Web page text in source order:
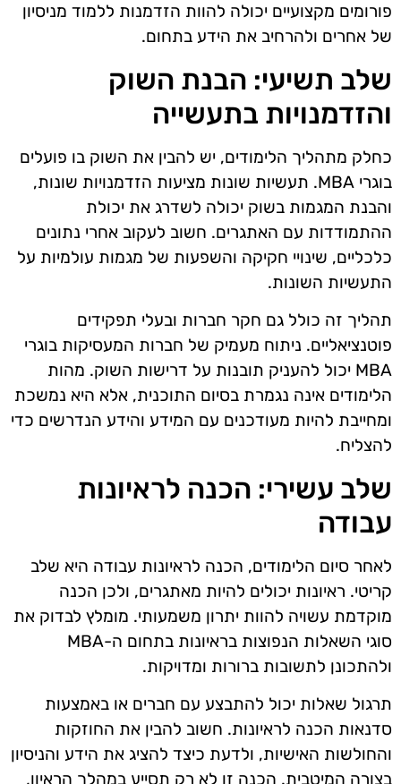
פורומים מקצועיים יכולה להוות הזדמנות ללמוד מניסיון
של אחרים ולהרחיב את הידע בתחום.
שלב תשיעי: הבנת השוק
והזדמנויות בתעשייה
כחלק מתהליך הלימודים, יש להבין את השוק בו פועלים
בוגרי MBA. תעשיות שונות מציעות הזדמנויות שונות,
והבנת המגמות בשוק יכולה לשדרג את יכולת
ההתמודדות עם האתגרים. חשוב לעקוב אחרי נתונים
כלכליים, שינויי חקיקה והשפעות של מגמות עולמיות על
התעשיות השונות.
תהליך זה כולל גם חקר חברות ובעלי תפקידים
פוטנציאליים. ניתוח מעמיק של חברות המעסיקות בוגרי
MBA יכול להעניק תובנות על דרישות השוק. מהות
הלימודים אינה נגמרת בסיום התוכנית, אלא היא נמשכת
ומחייבת להיות מעודכנים עם המידע והידע הנדרשים כדי
להצליח.
שלב עשירי: הכנה לראיונות
עבודה
לאחר סיום הלימודים, הכנה לראיונות עבודה היא שלב
קריטי. ראיונות יכולים להיות מאתגרים, ולכן הכנה
מוקדמת עשויה להוות יתרון משמעותי. מומלץ לבדוק את
סוגי השאלות הנפוצות בראיונות בתחום ה-MBA
ולהתכונן לתשובות ברורות ומדויקות.
תרגול שאלות יכול להתבצע עם חברים או באמצעות
סדנאות הכנה לראיונות. חשוב להבין את החוזקות
והחולשות האישיות, ולדעת כיצד להציג את הידע והניסיון
בצורה המיטבית. הכנה זו לא רק תסייע במהלך הראיון,